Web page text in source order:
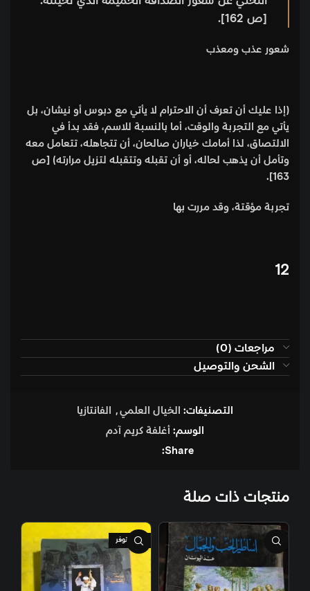
[ص 162].
شعور عذب ومعذب
(إذا عليك أن تعرف أن الاحترام لا يأتي مع دبوس أو نيشان، بل
يأتي مع التجربة والوقت، أما بالنسبة للاسم، فقد بدأ في
الالتصاق، لذا أمامك خياران صالحان، أن تتجاهله، تتعامل معه
وتأمل أن يذهب لحاله، أو أن تقبله وتتقبله لتزيل مرارته) [ص
163].
تجربة مؤقتة، وقد مررت بها
12
مراجعات (0)
الشحن والتوصيل
التصنيفات: الخيال العلمي, الفانتازيا
الوسم: أغلفة كريم آدم
Share:
منتجات ذات صلة
غير متوفر